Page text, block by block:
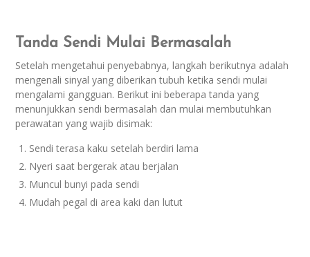
Tanda Sendi Mulai Bermasalah
Setelah mengetahui penyebabnya, langkah berikutnya adalah
mengenali sinyal yang diberikan tubuh ketika sendi mulai
mengalami gangguan. Berikut ini beberapa tanda yang
menunjukkan sendi bermasalah dan mulai membutuhkan
perawatan yang wajib disimak:
Sendi terasa kaku setelah berdiri lama
Nyeri saat bergerak atau berjalan
Muncul bunyi pada sendi
Mudah pegal di area kaki dan lutut